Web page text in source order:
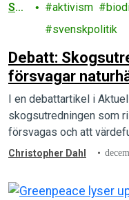
Sko
aktivism
svenskpolitik
Debatt:
försvagar
I en debattartikel i
skogsutredningen som
försvagas och att
Christopher Dahl